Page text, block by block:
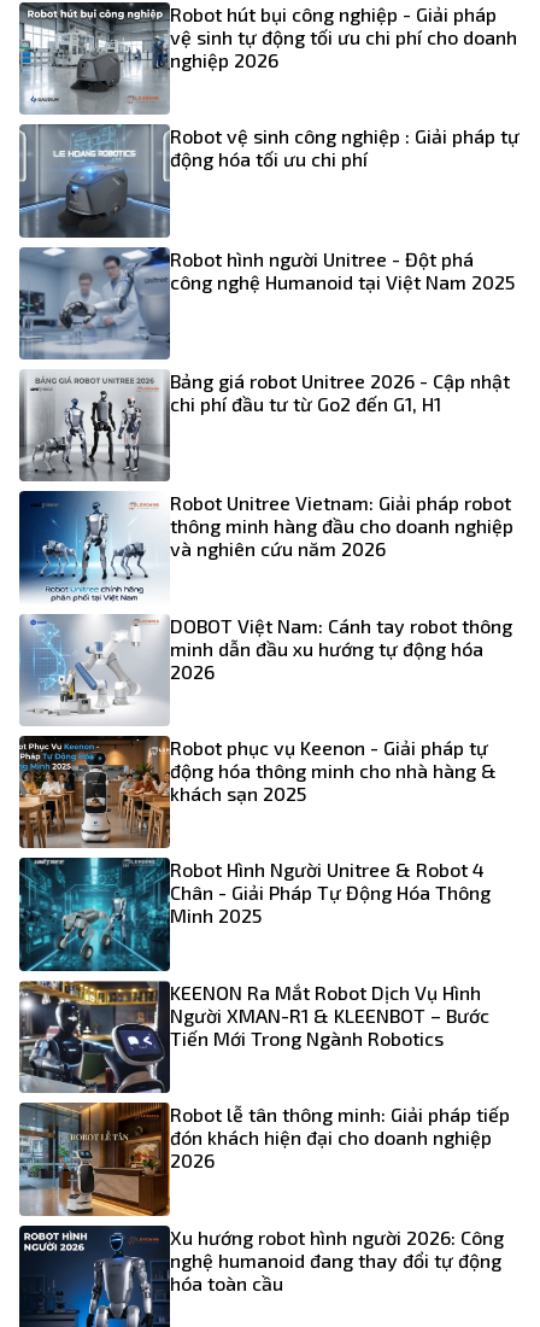
Robot hút bụi công nghiệp - Giải pháp
vệ sinh tự động tối ưu chi phí cho doanh
nghiệp 2026
Robot vệ sinh công nghiệp : Giải pháp tự
động hóa tối ưu chi phí
Robot hình người Unitree - Đột phá
công nghệ Humanoid tại Việt Nam 2025
Bảng giá robot Unitree 2026 - Cập nhật
chi phí đầu tư từ Go2 đến G1, H1
Robot Unitree Vietnam: Giải pháp robot
thông minh hàng đầu cho doanh nghiệp
và nghiên cứu năm 2026
DOBOT Việt Nam: Cánh tay robot thông
minh dẫn đầu xu hướng tự động hóa
2026
Robot phục vụ Keenon - Giải pháp tự
động hóa thông minh cho nhà hàng &
khách sạn 2025
Robot Hình Người Unitree & Robot 4
Chân - Giải Pháp Tự Động Hóa Thông
Minh 2025
KEENON Ra Mắt Robot Dịch Vụ Hình
Người XMAN-R1 & KLEENBOT – Bước
Tiến Mới Trong Ngành Robotics
Robot lễ tân thông minh: Giải pháp tiếp
đón khách hiện đại cho doanh nghiệp
2026
Xu hướng robot hình người 2026: Công
nghệ humanoid đang thay đổi tự động
hóa toàn cầu